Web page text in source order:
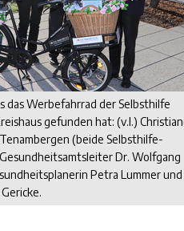
das Werbefahrrad der Selbsthilfe
gefunden hat: (v.l.)
(beide Selbsthilfe-
Dr. Wolfgang
Petra Lummer und